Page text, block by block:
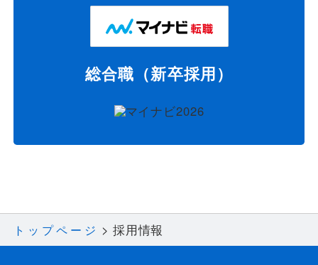
総合職（新卒採用）
トップページ 採用情報